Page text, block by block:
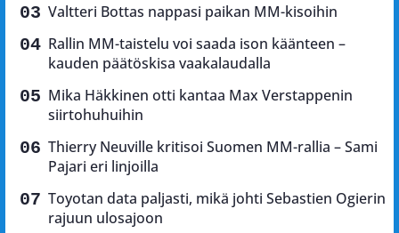
Valtteri Bottas nappasi paikan MM-kisoihin
Rallin MM-taistelu voi saada ison käänteen –
kauden päätöskisa vaakalaudalla
Mika Häkkinen otti kantaa Max Verstappenin
siirtohuhuihin
Thierry Neuville kritisoi Suomen MM-rallia – Sami
Pajari eri linjoilla
Toyotan data paljasti, mikä johti Sebastien Ogierin
rajuun ulosajoon